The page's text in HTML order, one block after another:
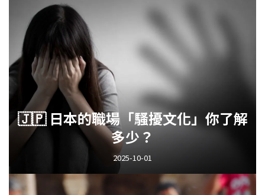
🇯🇵 日本的職場「騷擾文化」你了解
多少？
2025-10-01